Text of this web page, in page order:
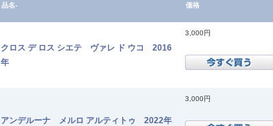
品名- 価格
クロス デ ロス シエテ ヴァレ ド ウコ 2016
年
3,000円
アンデルーナ メルロ アルティトゥ 2022年
3,000円